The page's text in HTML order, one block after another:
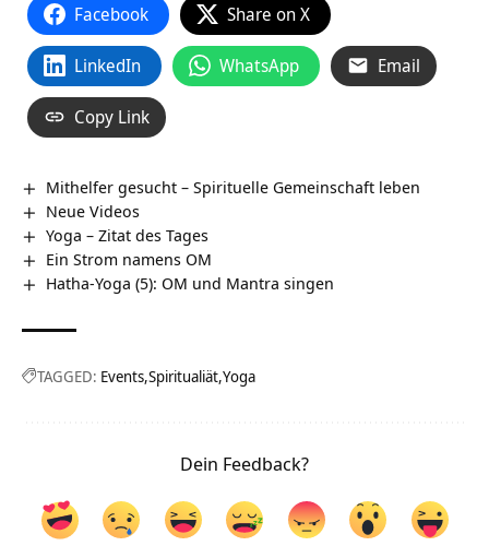
Facebook Share on X
LinkedIn WhatsApp Email
Copy Link
Mithelfer gesucht – Spirituelle Gemeinschaft leben
Neue Videos
Yoga – Zitat des Tages
Ein Strom namens OM
Hatha-Yoga (5): OM und Mantra singen
TAGGED: Events Spiritualiät Yoga
Dein Feedback?